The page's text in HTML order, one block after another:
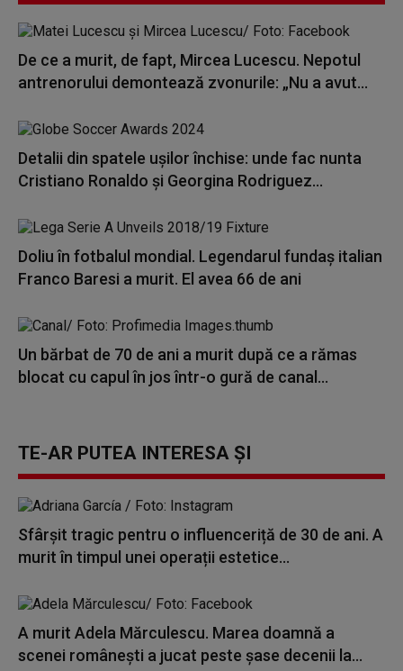
De ce a murit, de fapt, Mircea Lucescu. Nepotul
antrenorului demontează zvonurile: „Nu a avut...
Detalii din spatele ușilor închise: unde fac nunta
Cristiano Ronaldo și Georgina Rodriguez...
Doliu în fotbalul mondial. Legendarul fundaş italian
Franco Baresi a murit. El avea 66 de ani
Un bărbat de 70 de ani a murit după ce a rămas
blocat cu capul în jos într-o gură de canal...
TE-AR PUTEA INTERESA ȘI
Sfârșit tragic pentru o influenceriță de 30 de ani. A
murit în timpul unei operații estetice...
A murit Adela Mărculescu. Marea doamnă a
scenei românești a jucat peste șase decenii la...